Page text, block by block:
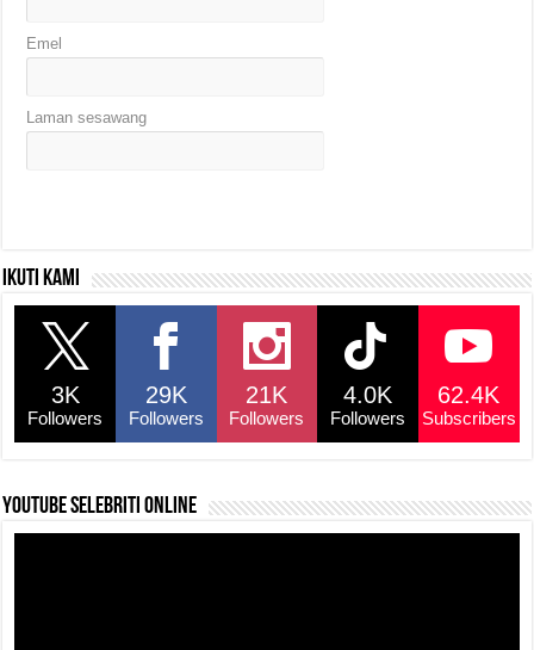
Emel
Laman sesawang
Ikuti kami
3K
Followers
29K
Followers
21K
Followers
4.0K
Followers
62.4K
Subscribers
YouTube selebriti online